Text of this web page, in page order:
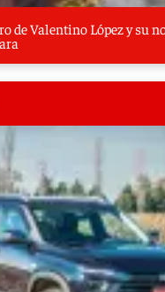
de Valentino López y su